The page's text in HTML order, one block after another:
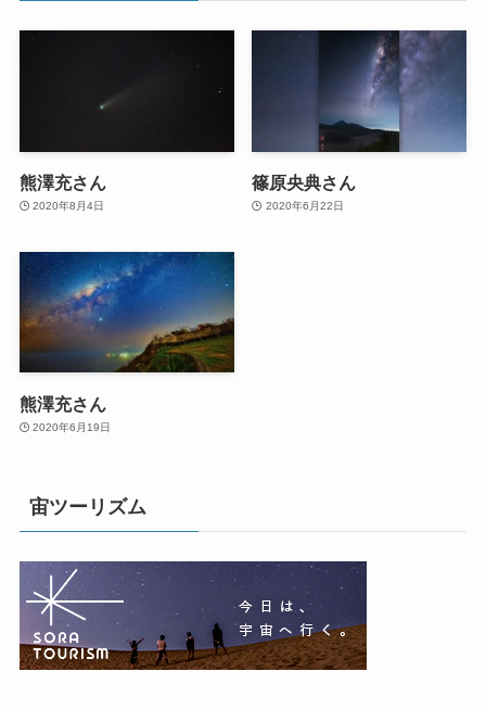
熊澤充さん
2020年8月4日
篠原央典さん
2020年6月22日
熊澤充さん
2020年6月19日
宙ツーリズム